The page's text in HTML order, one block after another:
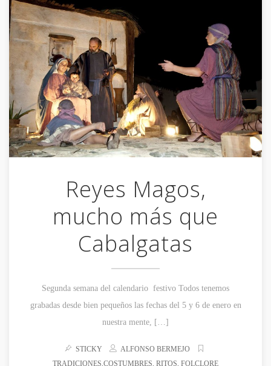
Reyes Magos,
mucho más que
Cabalgatas
Segunda semana del calendario festivo Todos tenemos
grabadas desde bien pequeños las fechas del 5 y 6 de enero en
nuestra mente, […]
STICKY
ALFONSO BERMEJO
TRADICIONES,COSTUMBRES, RITOS, FOLCLORE